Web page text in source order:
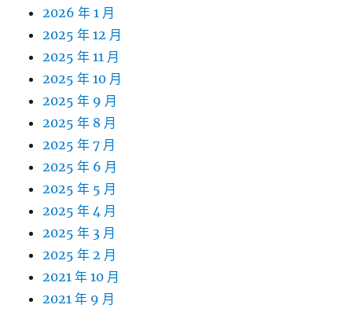
2026 年 1 月
2025 年 12 月
2025 年 11 月
2025 年 10 月
2025 年 9 月
2025 年 8 月
2025 年 7 月
2025 年 6 月
2025 年 5 月
2025 年 4 月
2025 年 3 月
2025 年 2 月
2021 年 10 月
2021 年 9 月